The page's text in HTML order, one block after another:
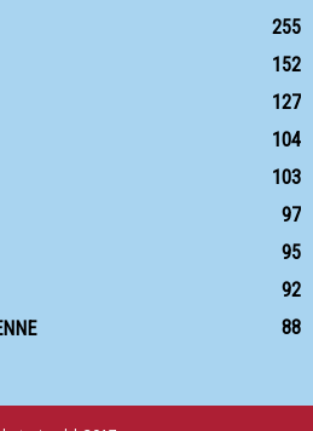
255
152
127
104
103
97
95
92
88